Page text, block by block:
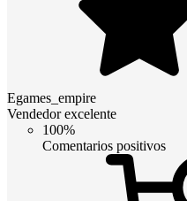
Egames_empire
Vendedor excelente
100%
Comentarios positivos